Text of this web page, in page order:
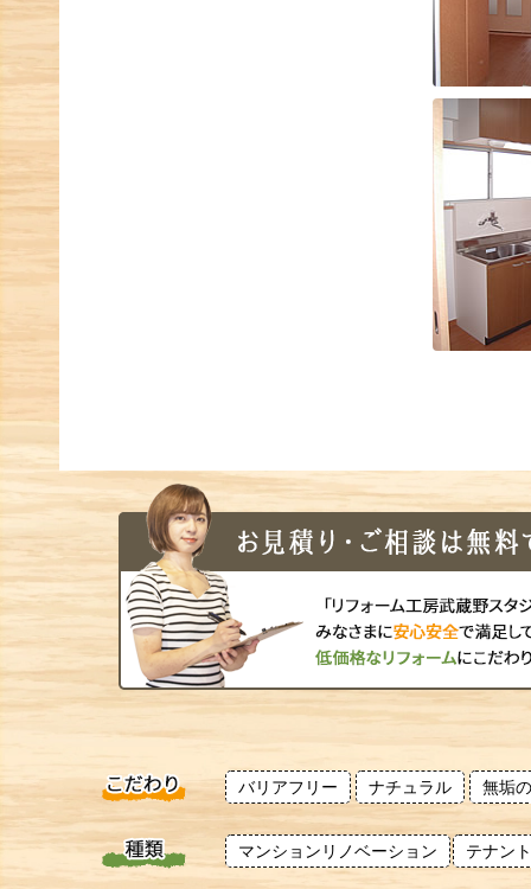
バリアフリー ナチュラル 無垢
マンションリノベーション テナン